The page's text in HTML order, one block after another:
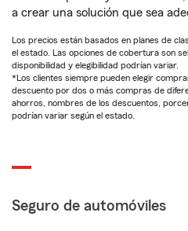
a crear una solución que sea
Los precios están basados en planes de
el estado. Las opciones de cobertura son
disponibilidad y elegibilidad podrían variar.
*Los clientes siempre pueden elegir
descuento por dos o más compras de
ahorros, nombres de los descuentos,
podrían variar según el estado.
Seguro de automóviles